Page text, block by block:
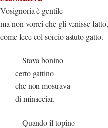
Vosignoria è gentile
ma non vorrei che gli venisse fatto,
come fece col sorcio astuto gatto.
Stava bonino
certo gattino
che non mostrava
di minacciar.
Quando il topino